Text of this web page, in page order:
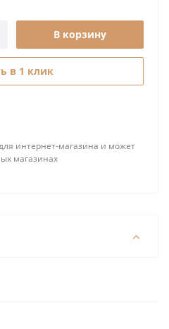
В корзину
в 1 клик
интернет-магазина и может
магазинах